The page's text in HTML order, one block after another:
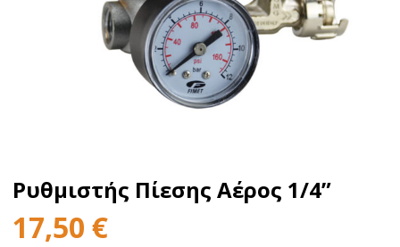
Ρυθμιστής Πίεσης Αέρος 1/4”
17,50 €